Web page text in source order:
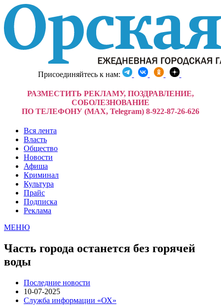
Присоединяйтесь к нам:
РАЗМЕСТИТЬ РЕКЛАМУ, ПОЗДРАВЛЕНИЕ,
СОБОЛЕЗНОВАНИЕ
ПО ТЕЛЕФОНУ (MAX, Telegram) 8-922-87-26-626
Вся лента
Власть
Общество
Новости
Афиша
Криминал
Культура
Прайс
Подписка
Реклама
МЕНЮ
Часть города останется без горячей
воды
Последние новости
10-07-2025
Служба информации «ОХ»